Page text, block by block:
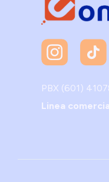
PBX (601)
Linea